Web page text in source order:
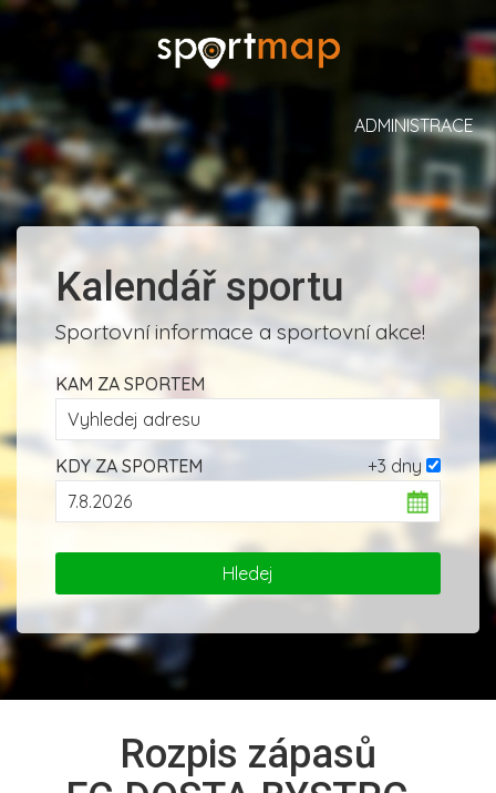
ADMINISTRACE
Kalendář sportu
Sportovní informace a sportovní akce!
KAM ZA SPORTEM
+3 dny
KDY ZA SPORTEM
Rozpis zápasů